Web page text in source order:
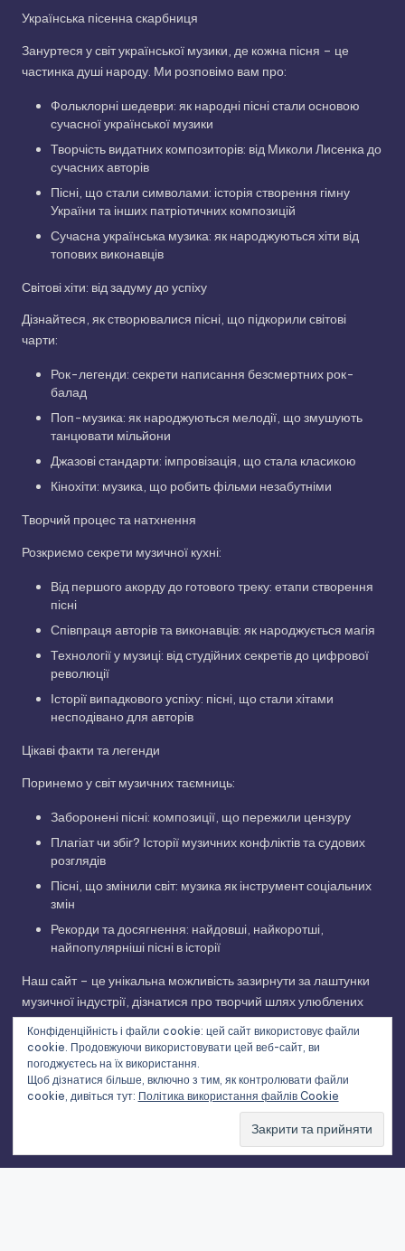
Українська пісенна скарбниця
Зануртеся у світ української музики, де кожна пісня – це
частинка душі народу. Ми розповімо вам про:
Фольклорні шедеври: як народні пісні стали основою
сучасної української музики
Творчість видатних композиторів: від Миколи Лисенка до
сучасних авторів
Пісні, що стали символами: історія створення гімну
України та інших патріотичних композицій
Сучасна українська музика: як народжуються хіти від
топових виконавців
Світові хіти: від задуму до успіху
Дізнайтеся, як створювалися пісні, що підкорили світові
чарти:
Рок-легенди: секрети написання безсмертних рок-
балад
Поп-музика: як народжуються мелодії, що змушують
танцювати мільйони
Джазові стандарти: імпровізація, що стала класикою
Кінохіти: музика, що робить фільми незабутніми
Творчий процес та натхнення
Розкриємо секрети музичної кухні:
Від першого акорду до готового треку: етапи створення
пісні
Співпраця авторів та виконавців: як народжується магія
Технології у музиці: від студійних секретів до цифрової
революції
Історії випадкового успіху: пісні, що стали хітами
несподівано для авторів
Цікаві факти та легенди
Поринемо у світ музичних таємниць:
Заборонені пісні: композиції, що пережили цензуру
Плагіат чи збіг? Історії музичних конфліктів та судових
розглядів
Пісні, що змінили світ: музика як інструмент соціальних
змін
Рекорди та досягнення: найдовші, найкоротші,
найпопулярніші пісні в історії
Наш сайт – це унікальна можливість зазирнути за лаштунки
музичної індустрії, дізнатися про творчий шлях улюблених
виконавців та відкрити для себе нові грані улюблених
композицій. Приєднуйтесь до нашої музичної подорожі!
Історії українських пісень та світових
Bloghash WordPress Theme
Конфіденційність і файли cookie: цей сайт використовує файли
cookie. Продовжуючи використовувати цей веб-сайт, ви
погоджуєтесь на їх використання.
Щоб дізнатися більше, включно з тим, як контролювати файли
cookie, дивіться тут: Політика використання файлів Cookie